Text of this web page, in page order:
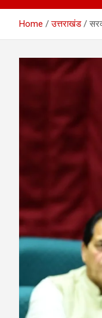
Home उत्तराखंड